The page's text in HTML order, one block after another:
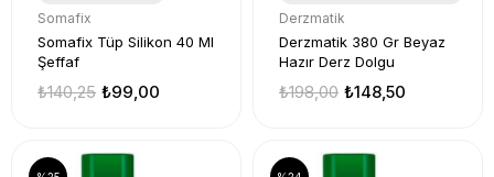
Somafix
Somafix Tüp Silikon 40 Ml
Şeffaf
₺99,00
₺140,25
Derzmatik
Derzmatik 380 Gr Beyaz
Hazır Derz Dolgu
₺148,50
₺198,00